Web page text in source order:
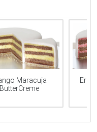
Maracuja
ButterCreme